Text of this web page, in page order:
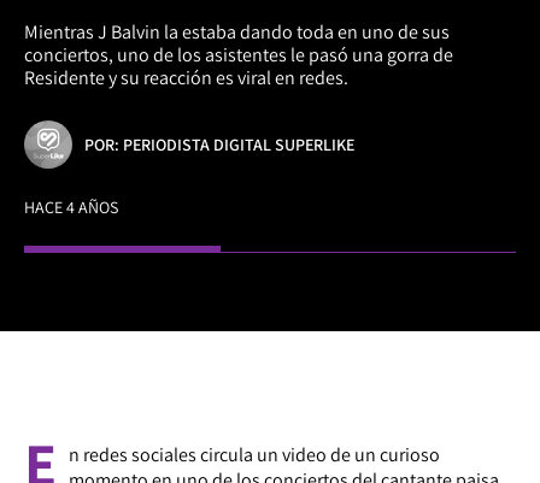
Mientras J Balvin la estaba dando toda en uno de sus
conciertos, uno de los asistentes le pasó una gorra de
Residente y su reacción es viral en redes.
POR: PERIODISTA DIGITAL SUPERLIKE
HACE 4 AÑOS
E
n redes sociales circula un video de un curioso